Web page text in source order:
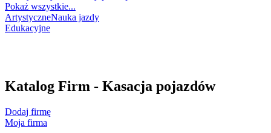
Pokaż wszystkie...
ArtystyczneNauka jazdy
Edukacyjne
Katalog Firm - Kasacja pojazdów
Dodaj firmę
Moja firma